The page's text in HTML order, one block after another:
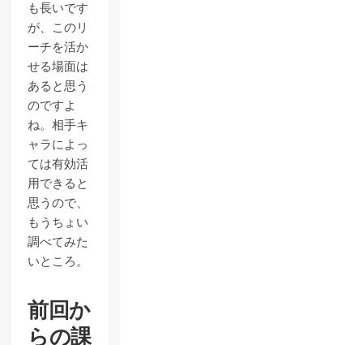
も長いです
が、このリ
ーチを活か
せる場面は
あると思う
のですよ
ね。相手キ
ャラによっ
ては有効活
用できると
思うので、
もうちょい
調べてみた
いところ。
前回か
らの課